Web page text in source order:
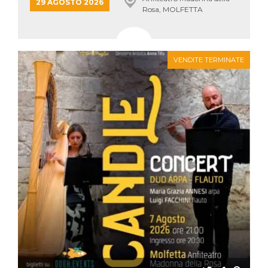
29 AGOSTO 2026
Rosa, MOLFETTA
VENDITE TERMINATE
elaborazione
dei pagamenti,
facilitando la
memorizzazione
dei contenuti
sul browser per
rendere le
pagine più
veloci.
CookieScriptConsent
CookieScript
oooh.events
4
settimane
2 giorni
dal servizio
Cookie-
Script.com per
ricordare le
preferenze di
consenso sui
cookie dei
visitatori. È
necessario che il
banner dei
Cookie-
Script.com
funzioni